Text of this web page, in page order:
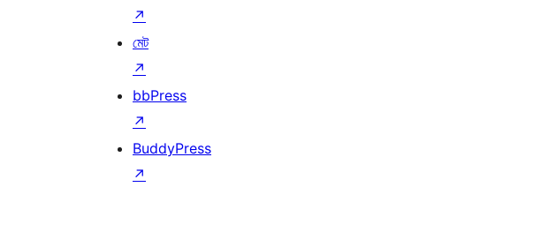
↗
মেট
↗
bbPress
↗
BuddyPress
↗